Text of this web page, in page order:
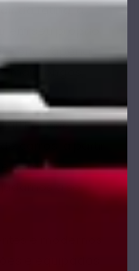
da rotina, a
seu próprio
sendo apenas
longos,
Por isso
carros: a partir
luxo e
a se
e modernos
e equipados